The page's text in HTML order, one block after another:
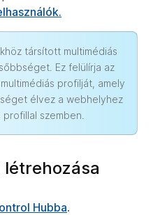
társított multimédiás
Ez felülírja az
profilját, amely
élvez a webhelyhez
szemben.
Hubba.